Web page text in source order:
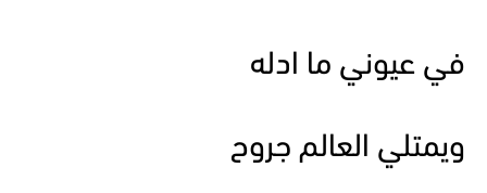
في عيوني ما ادله
ويمتلي العالم جروح